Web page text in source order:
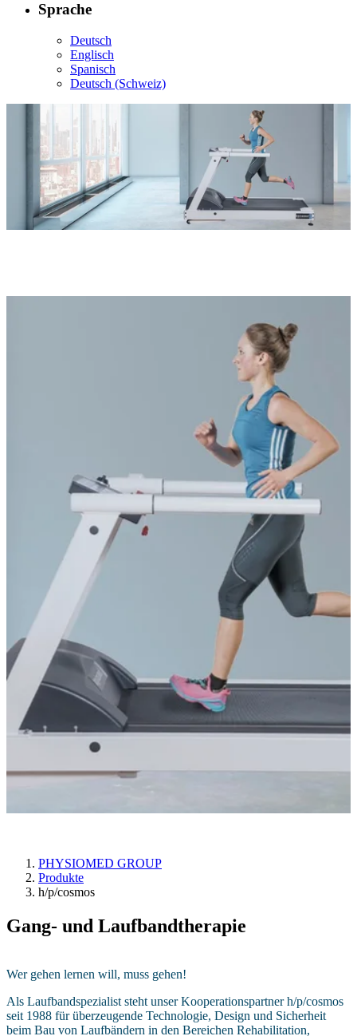
Sprache
Deutsch
Englisch
Spanisch
Deutsch (Schweiz)
PHYSIOMED GROUP
Produkte
h/p/cosmos
Gang- und Laufbandtherapie
Wer gehen lernen will, muss gehen!
Als Laufbandspezialist steht unser Kooperationspartner h/p/cosmos
seit 1988 für überzeugende Technologie, Design und Sicherheit
beim Bau von Laufbändern in den Bereichen Rehabilitation,